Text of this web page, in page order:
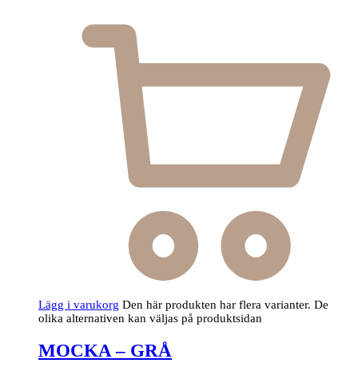
Lägg i varukorg Den här produkten har flera varianter. De
olika alternativen kan väljas på produktsidan
MOCKA – GRÅ